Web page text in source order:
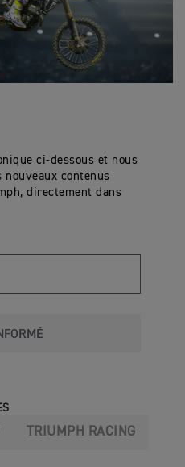
ci-dessous et nous
contenus
directement dans
TRIUMPH RACING